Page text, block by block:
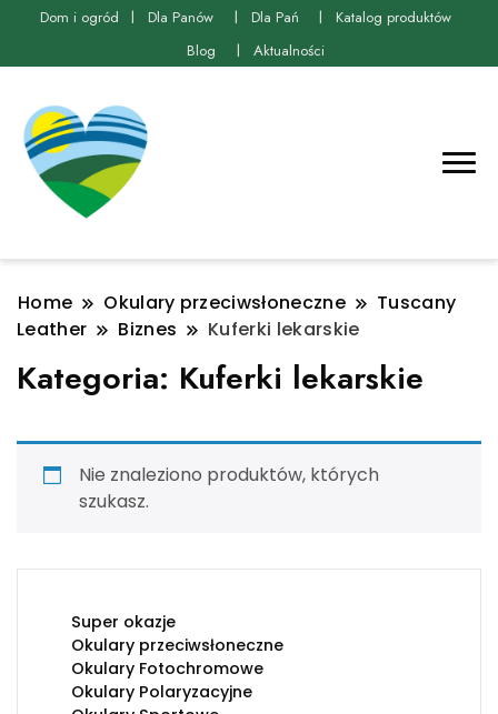
Dom i ogród Dla Panów Dla Pań
Katalog produktów
Blog
Aktualności
Home Okulary przeciwsłoneczne
Tuscany
Leather
Biznes Kuferki lekarskie
Kategoria: Kuferki lekarskie
Nie znaleziono produktów, których
szukasz.
Super okazje
Okulary przeciwsłoneczne
Okulary Fotochromowe
Okulary Polaryzacyjne